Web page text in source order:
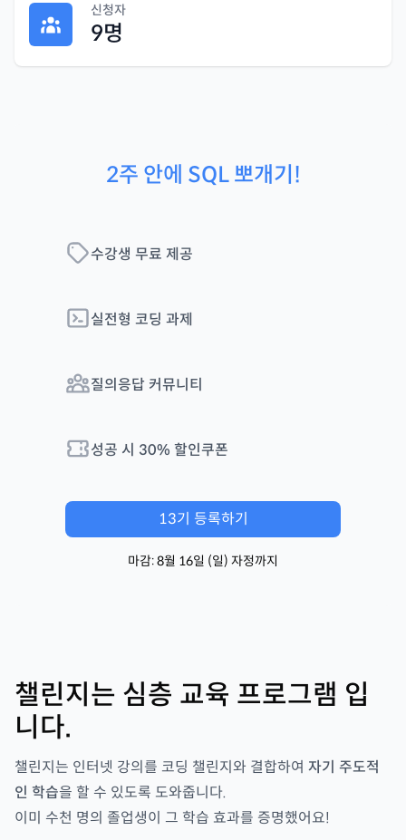
신청자
9명
2주 안에 SQL 뽀개기!
수강생 무료 제공
실전형 코딩 과제
질의응답 커뮤니티
성공 시 30% 할인쿠폰
13기 등록하기
마감:8월 16일 (일) 자정까지
챌린지는 심층 교육 프로그램 입
니다.
챌린지는 인터넷 강의를 코딩 챌린지와 결합하여 자기 주도적
인 학습을 할 수 있도록 도와줍니다.
이미 수천 명의 졸업생이 그 학습 효과를 증명했어요!